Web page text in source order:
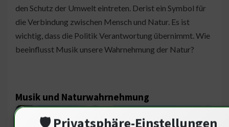
den Schutz der Umwelt eintreten. Derist ein Symbol für
die Verbindung zwischen Mensch und Natur. Es ist
wichtig, dass die Politik Verantwortung übernimmt. Wie
beeinflusst Musik unsere Wahrnehmung der Natur?
Musik und Naturwahrnehmung
🛡️ Privatsphäre-Einstellungen